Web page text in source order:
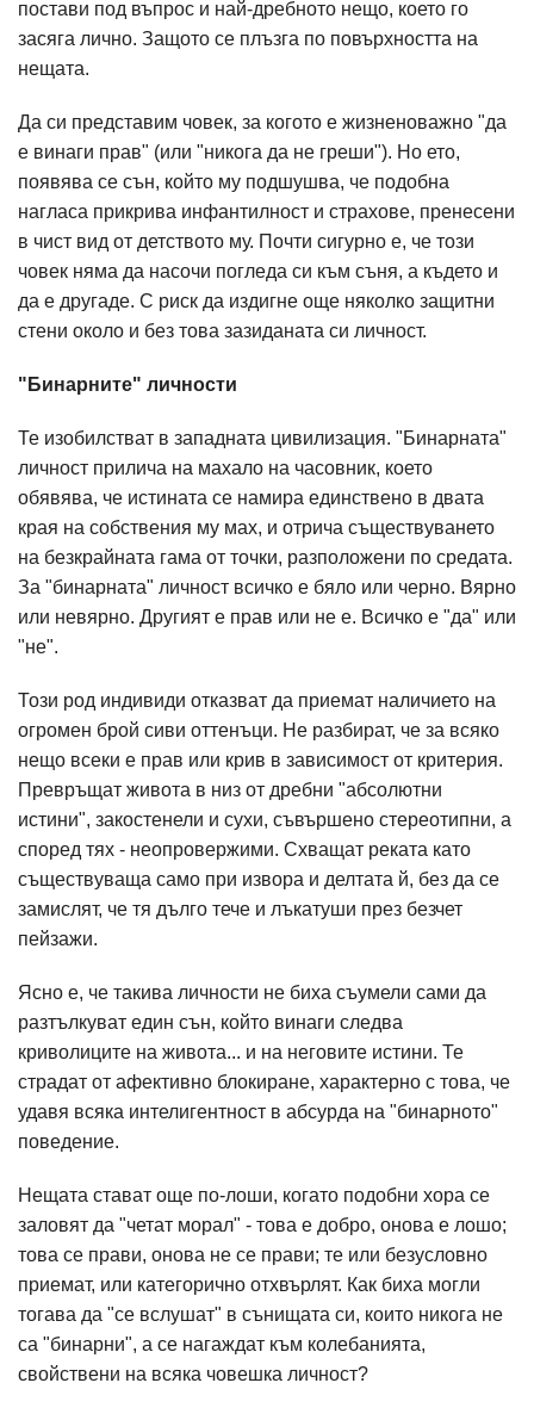
постави под въпрос и най-дребното нещо, което го
засяга лично. Защото се плъзга по повърхността на
нещата.
Да си представим човек, за когото е жизненоважно "да
е винаги прав" (или "никога да не греши"). Но ето,
появява се сън, който му подшушва, че подобна
нагласа прикрива инфантилност и страхове, пренесени
в чист вид от детството му. Почти сигурно е, че този
човек няма да насочи погледа си към съня, а където и
да е другаде. С риск да издигне още няколко защитни
стени около и без това зазиданата си личност.
"Бинарните" личности
Те изобилстват в западната цивилизация. "Бинарната"
личност прилича на махало на часовник, което
обявява, че истината се намира единствено в двата
края на собствения му мах, и отрича съществуването
на безкрайната гама от точки, разположени по средата.
За "бинарната" личност всичко е бяло или черно. Вярно
или невярно. Другият е прав или не е. Всичко е "да" или
"не".
Този род индивиди отказват да приемат наличието на
огромен брой сиви оттенъци. Не разбират, че за всяко
нещо всеки е прав или крив в зависимост от критерия.
Превръщат живота в низ от дребни "абсолютни
истини", закостенели и сухи, съвършено стереотипни, а
според тях - неопровержими. Схващат реката като
съществуваща само при извора и делтата й, без да се
замислят, че тя дълго тече и лъкатуши през безчет
пейзажи.
Ясно е, че такива личности не биха съумели сами да
разтълкуват един сън, който винаги следва
криволиците на живота... и на неговите истини. Те
страдат от афективно блокиране, характерно с това, че
удавя всяка интелигентност в абсурда на "бинарното"
поведение.
Нещата стават още по-лоши, когато подобни хора се
заловят да "четат морал" - това е добро, онова е лошо;
това се прави, онова не се прави; те или безусловно
приемат, или категорично отхвърлят. Как биха могли
тогава да "се вслушат" в сънищата си, които никога не
са "бинарни", а се нагаждат към колебанията,
свойствени на всяка човешка личност?